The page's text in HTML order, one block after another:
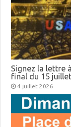
Signez la lettre
final du 15
4 juillet 2026